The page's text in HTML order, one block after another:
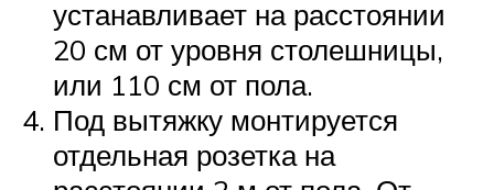
устанавливает на расстоянии
20 см от уровня столешницы,
или 110 см от пола.
Под вытяжку монтируется
отдельная розетка на